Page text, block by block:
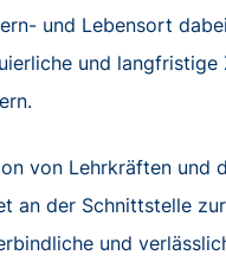
und Lebensort
und
von Lehrkräften und
an der Schnittstelle
und